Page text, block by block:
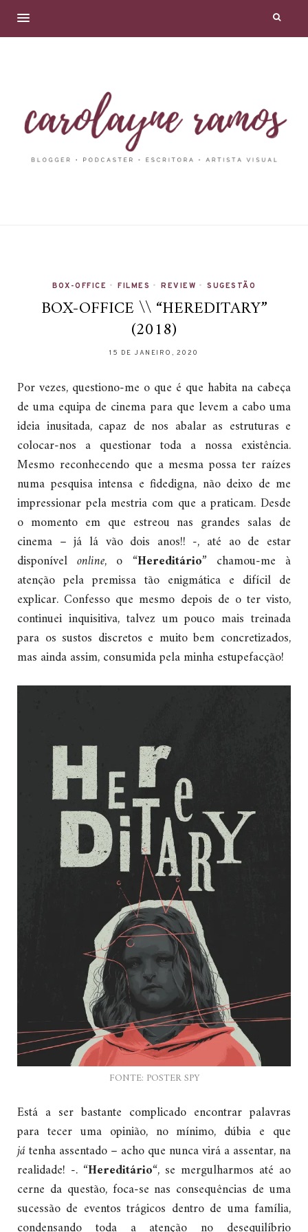
BOX-OFFICE • FILMES • REVIEW • SUGESTÃO
BOX-OFFICE \\ “HEREDITARY”
(2018)
15 DE JANEIRO, 2020
Por vezes, questiono-me o que é que habita na cabeça
de uma equipa de cinema para que levem a cabo uma
ideia inusitada, capaz de nos abalar as estruturas e
colocar-nos a questionar toda a nossa existência.
Mesmo reconhecendo que a mesma possa ter raízes
numa pesquisa intensa e fidedigna, não deixo de me
impressionar pela mestria com que a praticam. Desde
o momento em que estreou nas grandes salas de
cinema – já lá vão dois anos!! -, até ao de estar
disponívelonline, o “Hereditário” chamou-me à
atenção pela premissa tão enigmática e difícil de
explicar. Confesso que mesmo depois de o ter visto,
continuei inquisitiva, talvez um pouco mais treinada
para os sustos discretos e muito bem concretizados,
mas ainda assim, consumida pela minha estupefacção!
FONTE: POSTER SPY
Está a ser bastante complicado encontrar palavras
para tecer uma opinião, no mínimo, dúbia e que
játenha assentado – acho que nunca virá a assentar, na
realidade! -. “Hereditário“, se mergulharmos até ao
cerne da questão, foca-se nas consequências de uma
sucessão de eventos trágicos dentro de uma família,